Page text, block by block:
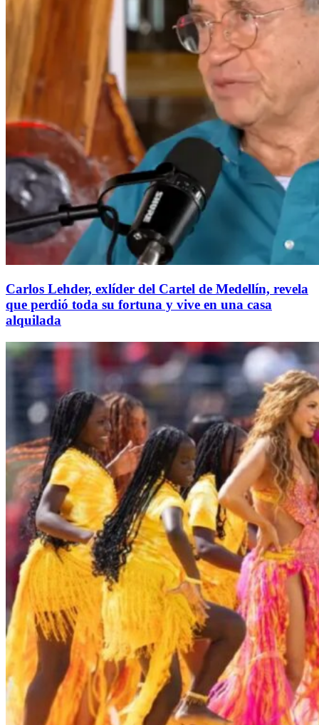
Carlos Lehder, exlíder del Cartel de Medellín, revela
que perdió toda su fortuna y vive en una casa
alquilada